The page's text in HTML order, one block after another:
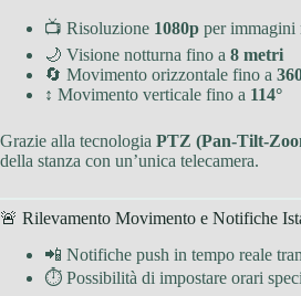
📺 Risoluzione 1080p per immagini
🌙 Visione notturna fino a 8 metri
🔄 Movimento orizzontale fino a
↕ Movimento verticale fino a 114°
Grazie alla tecnologia PTZ (Pan-Tilt-
della stanza con un’unica telecamera.
🚨 Rilevamento Movimento e Notifiche
📲 Notifiche push in tempo reale
⏱ Possibilità di impostare orari